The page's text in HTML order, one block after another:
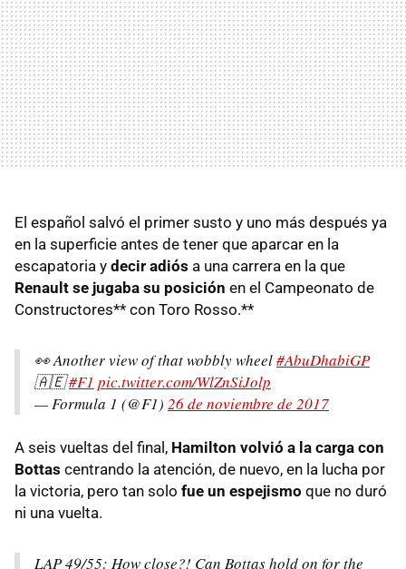
El español salvó el primer susto y uno más después ya
en la superficie antes de tener que aparcar en la
escapatoria y decir adiós a una carrera en la que
Renault se jugaba su posición en el Campeonato de
Constructores** con Toro Rosso.**
👀 Another view of that wobbly wheel#AbuDhabiGP
🇦🇪#F1 pic.twitter.com/WlZnSiJolp
— Formula 1 (@F1) 26 de noviembre de 2017
A seis vueltas del final, Hamilton volvió a la carga con
Bottas centrando la atención, de nuevo, en la lucha por
la victoria, pero tan solo fue un espejismo que no duró
ni una vuelta.
LAP 49/55: How close?! Can Bottas hold on for the